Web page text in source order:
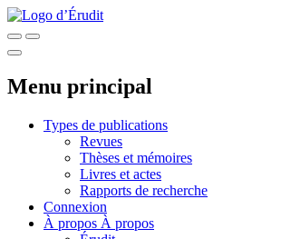
Menu principal
Types de publications
Revues
Thèses et mémoires
Livres et actes
Rapports de recherche
Connexion
À propos À propos